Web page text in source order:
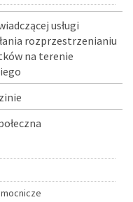
usługi
rozprzestrzenianiu
na terenie